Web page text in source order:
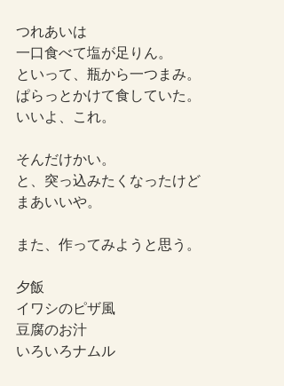
つれあいは
一口食べて塩が足りん。
といって、瓶から一つまみ。
ぱらっとかけて食していた。
いいよ、これ。
そんだけかい。
と、突っ込みたくなったけど
まあいいや。
また、作ってみようと思う。
夕飯
イワシのピザ風
豆腐のお汁
いろいろナムル